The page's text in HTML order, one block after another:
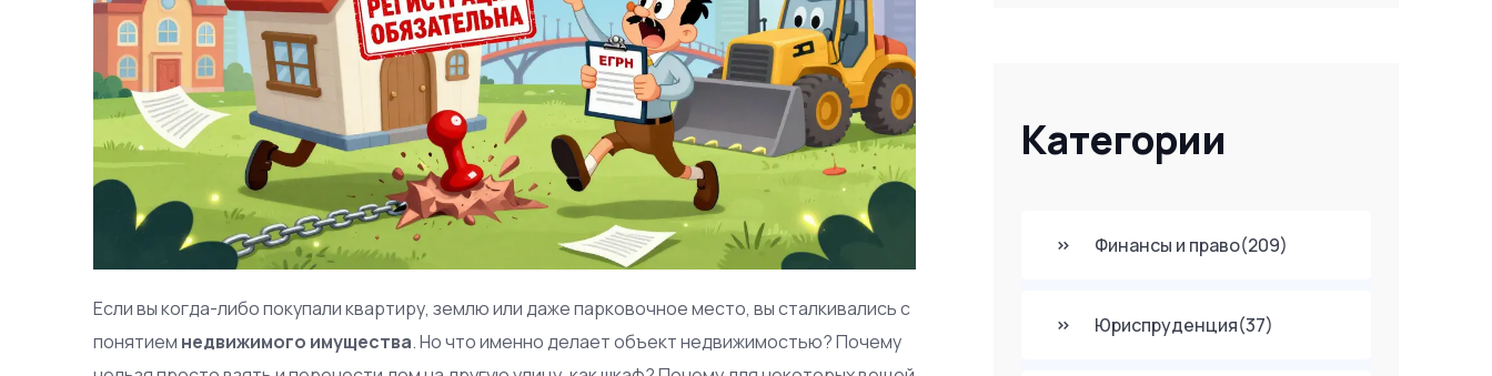
Категории
Финансы и право(209)
Юриспруденция(37)
Если вы когда-либо покупали квартиру, землю или даже парковочное место, вы сталкивались с
понятием недвижимого имущества. Но что именно делает объект недвижимостью? Почему